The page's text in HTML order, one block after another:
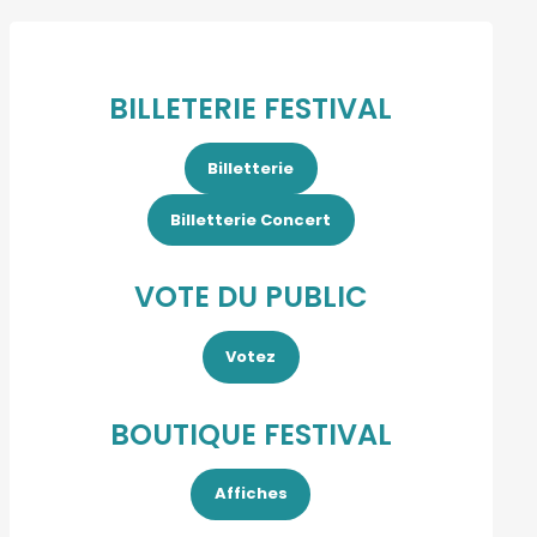
BILLETERIE FESTIVAL
Billetterie
Billetterie Concert
VOTE DU PUBLIC
Votez
BOUTIQUE FESTIVAL
Affiches